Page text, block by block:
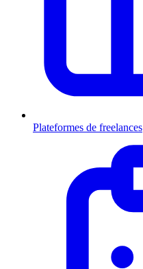
Plateformes de freelances